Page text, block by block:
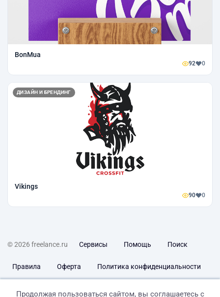
BonMua
92 0
ДИЗАЙН И БРЕНДИНГ
Vikings
90 0
© 2026 freelance.ru Сервисы Помощь Поиск
Правила Оферта Политика конфиденциальности
Продолжая пользоваться сайтом, вы соглашаетесь с